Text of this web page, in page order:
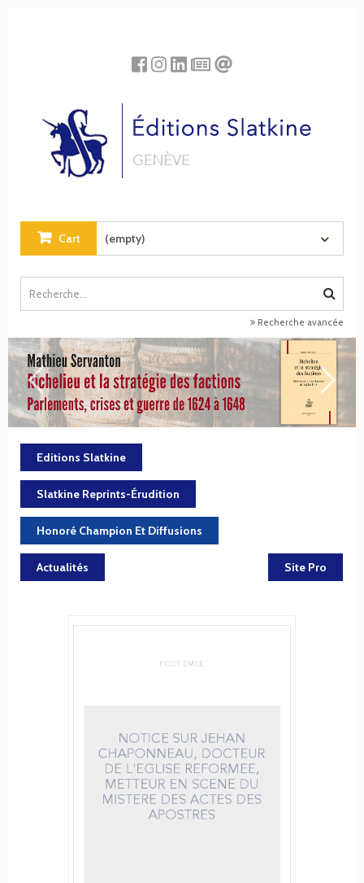
Cart (empty)
Recherche avancée
Editions Slatkine
Slatkine Reprints-Érudition
Honoré Champion Et Diffusions
Actualités Site Pro